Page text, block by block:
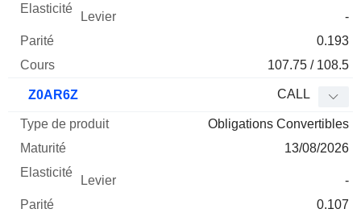
-
0.193
107.75 / 108.5
Z0AR6Z CALL
Obligations Convertibles
13/08/2026
-
0.107